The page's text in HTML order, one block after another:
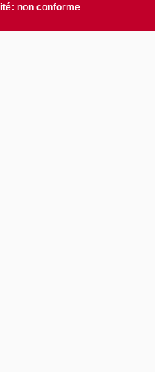
non conforme